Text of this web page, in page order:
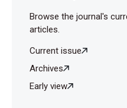
Browse the journal's
articles.
Current issue
Archives
Early view